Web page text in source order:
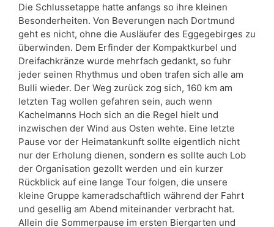
Die Schlussetappe hatte anfangs so ihre kleinen
Besonderheiten. Von Beverungen nach Dortmund
geht es nicht, ohne die Ausläufer des Eggegebirges zu
überwinden. Dem Erfinder der Kompaktkurbel und
Dreifachkränze wurde mehrfach gedankt, so fuhr
jeder seinen Rhythmus und oben trafen sich alle am
Bulli wieder. Der Weg zurück zog sich, 160 km am
letzten Tag wollen gefahren sein, auch wenn
Kachelmanns Hoch sich an die Regel hielt und
inzwischen der Wind aus Osten wehte. Eine letzte
Pause vor der Heimatankunft sollte eigentlich nicht
nur der Erholung dienen, sondern es sollte auch Lob
der Organisation gezollt werden und ein kurzer
Rückblick auf eine lange Tour folgen, die unsere
kleine Gruppe kameradschaftlich während der Fahrt
und gesellig am Abend miteinander verbracht hat.
Allein die Sommerpause im ersten Biergarten und